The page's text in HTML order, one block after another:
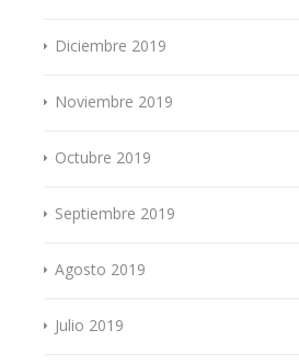
Diciembre 2019
Noviembre 2019
Octubre 2019
Septiembre 2019
Agosto 2019
Julio 2019